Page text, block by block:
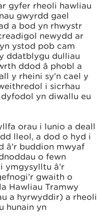
gyfer rheoli hawliau
gwyrdd gael
a bod yn rhwystr
newydd ar
ystod pob cam
ddatblygu dulliau
ddod â phobl a
y rheini sy'n cael y
i sicrhau
yn diwallu eu
orau i lunio a deall
lleol, a dod o hyd i
â'r buddion mwyaf
o fewn
ymgysylltu â’r
gwaith o
Hawliau Tramwy
a hyrwyddir) a rheoli
hunain yn